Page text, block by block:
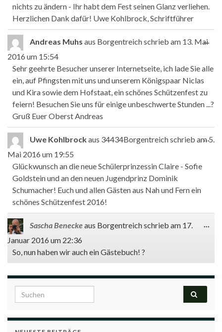
nichts zu ändern - Ihr habt dem Fest seinen Glanz verliehen.
Herzlichen Dank dafür! Uwe Kohlbrock, Schriftführer
Andreas Muhs aus Borgentreichschrieb am 13. Mai
2016 um 15:54
Sehr geehrte Besucher unserer Internetseite, ich lade Sie alle
ein, auf Pfingsten mit uns und unserem Königspaar Niclas
und Kira sowie dem Hofstaat, ein schönes Schützenfest zu
feiern! Besuchen Sie uns für einige unbeschwerte Stunden ...?
Gruß Euer Oberst Andreas
...
Uwe Kohlbrockaus 34434Borgentreichschrieb am5.
Mai 2016 um 19:55
Glückwunsch an die neue Schülerprinzessin Claire - Sofie
Goldstein und an den neuen Jugendprinz Dominik
Schumacher! Euch und allen Gästen aus Nah und Fern ein
schönes Schützenfest 2016!
...
Sascha Beneckeaus Borgentreichschrieb am 17.
Januar 2016 um 22:36
So, nun haben wir auch ein Gästebuch! ?
...
Search for: